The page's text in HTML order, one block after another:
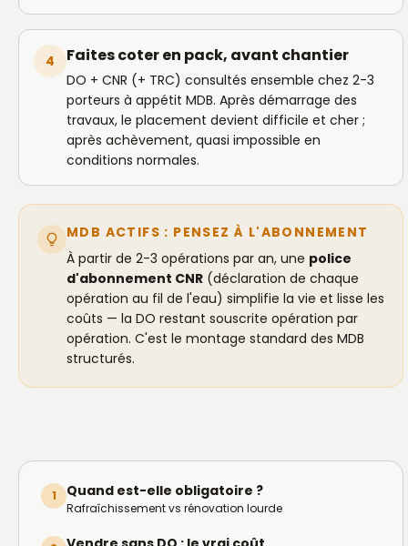
4 Faites coter en pack, avant chantier
DO + CNR (+ TRC) consultés ensemble chez 2-3
porteurs à appétit MDB. Après démarrage des
travaux, le placement devient difficile et cher ;
après achèvement, quasi impossible en
conditions normales.
MDB ACTIFS : PENSEZ À L'ABONNEMENT
À partir de 2-3 opérations par an, une police
d'abonnement CNR (déclaration de chaque
opération au fil de l'eau) simplifie la vie et lisse les
coûts — la DO restant souscrite opération par
opération. C'est le montage standard des MDB
structurés.
1 Quand est-elle obligatoire ?
Rafraîchissement vs rénovation lourde